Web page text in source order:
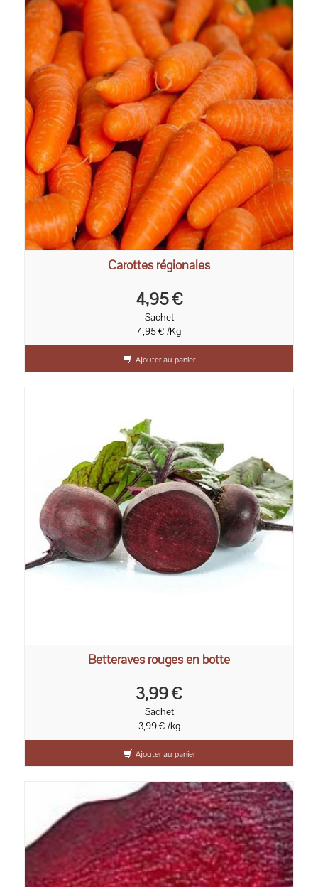
Carottes régionales
4,95 €
Sachet
4,95 € /Kg
Ajouter au panier
Betteraves rouges en botte
3,99 €
Sachet
3,99 € /kg
Ajouter au panier